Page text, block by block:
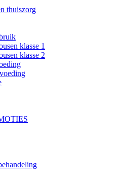
thuiszorg
klasse 1
klasse 2